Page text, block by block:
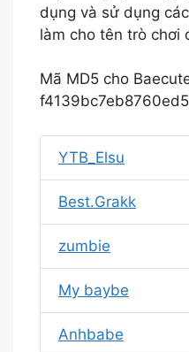
dụng và sử dụng
làm cho tên trò chơi
Mã MD5 cho
YTB_Elsu
Best.Grakk
zumbie
My baybe
Anhbabe